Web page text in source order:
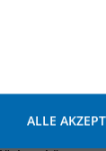
ALLE